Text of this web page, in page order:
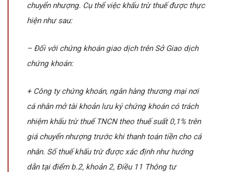
chuyển nhượng. Cụ thể việc khấu trừ thuế được thực
hiện như sau:
– Đối với chứng khoán giao dịch trên Sở Giao dịch
chứng khoán:
+ Công ty chứng khoán, ngân hàng thương mại nơi
cá nhân mở tài khoản lưu ký chứng khoán có trách
nhiệm khấu trừ thuế TNCN theo thuế suất 0,1% trên
giá chuyển nhượng trước khi thanh toán tiền cho cá
nhân. Số thuế khấu trừ được xác định như hướng
dẫn tại điểm b.2, khoản 2, Điều 11 Thông tư